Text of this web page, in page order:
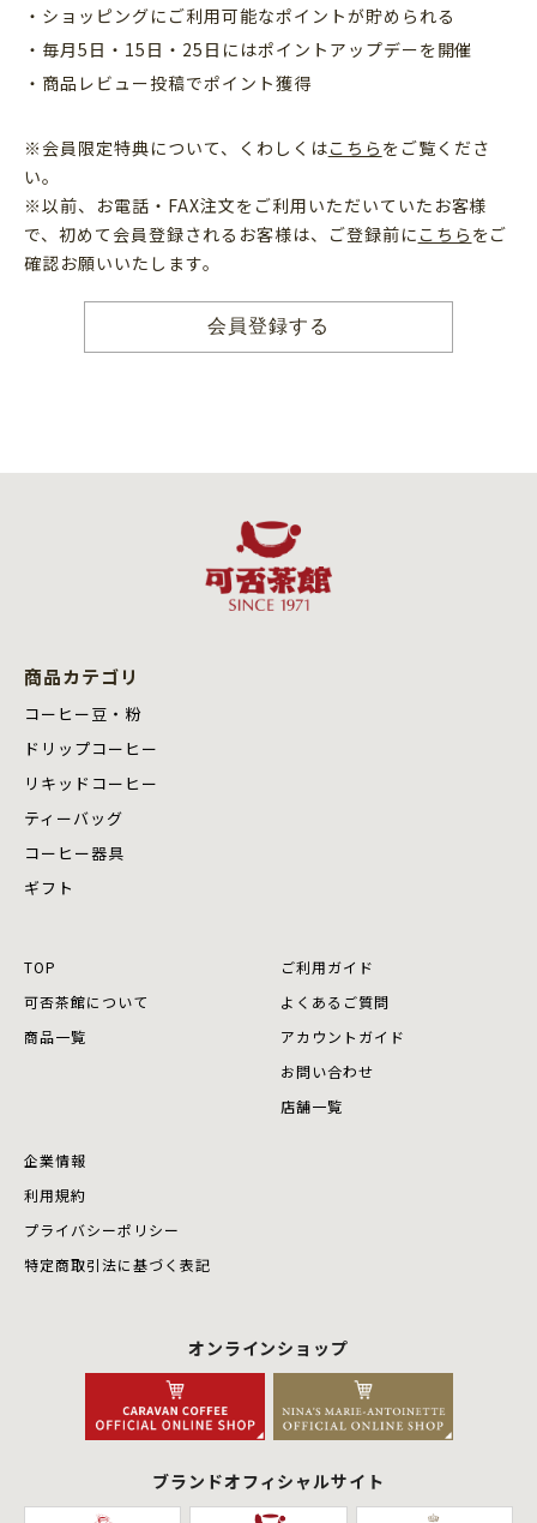
・ショッピングにご利用可能なポイントが貯められる
・毎月5日・15日・25日にはポイントアップデーを開催
・商品レビュー投稿でポイント獲得
※会員限定特典について、くわしくはこちら をご覧くださ
い。
※以前、お電話・FAX注文をご利用いただいていたお客様
で、初めて会員登録されるお客様は、ご登録前に こちら をご
確認お願いいたします。
会員登録する
商品カテゴリ
コーヒー豆・粉
ドリップコーヒー
リキッドコーヒー
ティーバッグ
コーヒー器具
ギフト
TOP
可否茶館について
商品⼀覧
ご利用ガイド
よくあるご質問
アカウントガイド
お問い合わせ
店舗⼀覧
企業情報
利用規約
プライバシーポリシー
特定商取引法に基づく表記
オンラインショップ
ブランドオフィシャルサイト